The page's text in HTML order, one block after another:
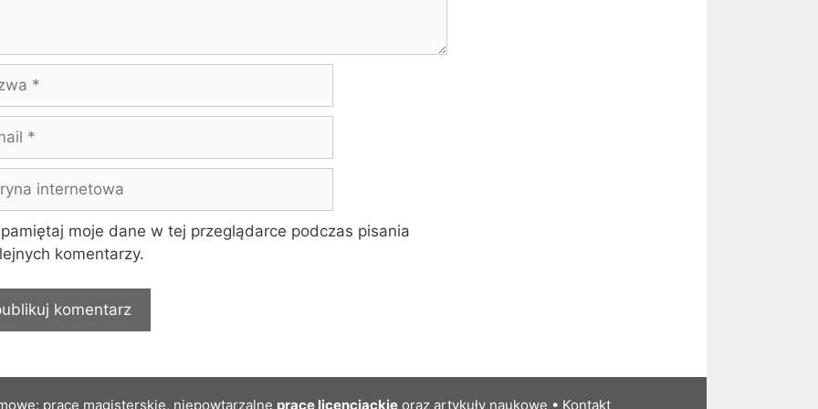
moje dane w tej przeglądarce podczas pisania
komentarzy.
prace magisterskie, niepowtarzalne prace licencjackie oraz artykuły naukowe • Kontakt